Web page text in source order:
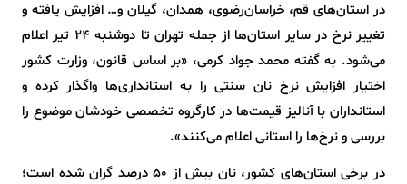
در استان‌های قم، خراسان‌رضوی، همدان، گیلان و… افزایش یافته و
تغییر نرخ در سایر استان‌ها از جمله تهران تا دوشنبه ۲۴ تیر اعلام
می‌شود. به گفته محمد جواد کرمی، «بر اساس قانون، وزارت کشور
اختیار افزایش نرخ نان سنتی را به استانداری‌ها واگذار کرده و
استانداران با آنالیز قیمت‌ها در کارگروه تخصصی خودشان موضوع را
بررسی و نرخ‌ها را استانی اعلام می‌کنند».
در برخی استان‌های کشور، نان بیش از ۵۰ درصد گران شده است؛